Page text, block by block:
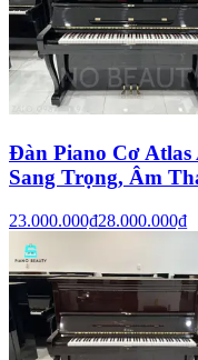
Đàn Piano Cơ
Sang Trọng, Âm
23.000.000₫28.000.000₫